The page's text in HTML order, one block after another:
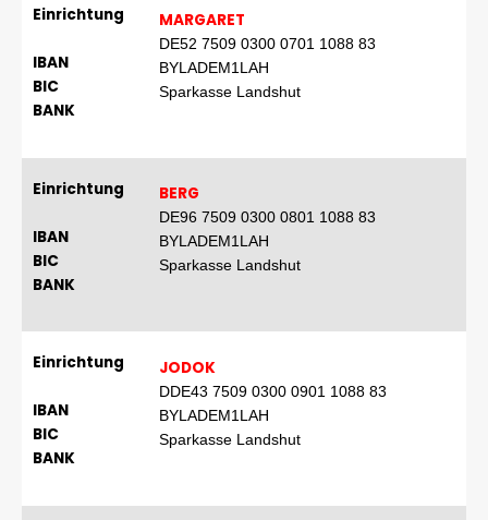
Einrichtung
IBAN
BIC
BANK
MARGARET
DE52 7509 0300 0701 1088 83
BYLADEM1LAH
Sparkasse Landshut
Einrichtung
IBAN
BIC
BANK
BERG
DE96 7509 0300 0801 1088 83
BYLADEM1LAH
Sparkasse Landshut
Einrichtung
IBAN
BIC
BANK
JODOK
DDE43 7509 0300 0901 1088 83
BYLADEM1LAH
Sparkasse Landshut